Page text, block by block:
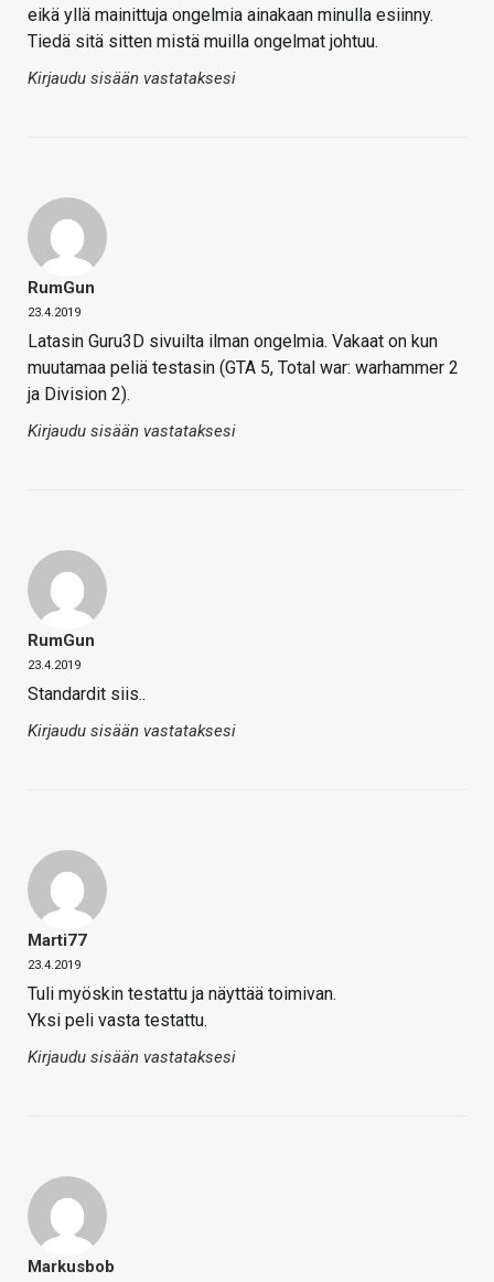
eikä yllä mainittuja ongelmia ainakaan minulla esiinny.
Tiedä sitä sitten mistä muilla ongelmat johtuu.
Kirjaudu sisään vastataksesi
RumGun
23.4.2019
Latasin Guru3D sivuilta ilman ongelmia. Vakaat on kun
muutamaa peliä testasin (GTA 5, Total war: warhammer 2
ja Division 2).
Kirjaudu sisään vastataksesi
RumGun
23.4.2019
Standardit siis..
Kirjaudu sisään vastataksesi
Marti77
23.4.2019
Tuli myöskin testattu ja näyttää toimivan.
Yksi peli vasta testattu.
Kirjaudu sisään vastataksesi
Markusbob